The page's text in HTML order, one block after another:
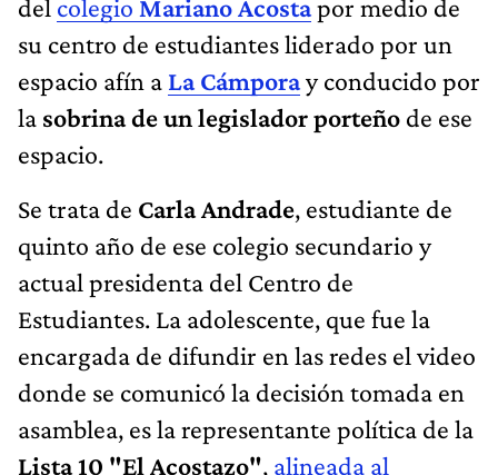
del colegio Mariano Acostapor medio de
su centro de estudiantes liderado por un
espacio afín a La Cámporay conducido por
la sobrina de un legislador porteño de ese
espacio.
Se trata de Carla Andrade, estudiante de
quinto año de ese colegio secundario y
actual presidenta del Centro de
Estudiantes. La adolescente, que fue la
encargada de difundir en las redes el video
donde se comunicó la decisión tomada en
asamblea, es la representante política de la
Lista 10 "El Acostazo", alineada al